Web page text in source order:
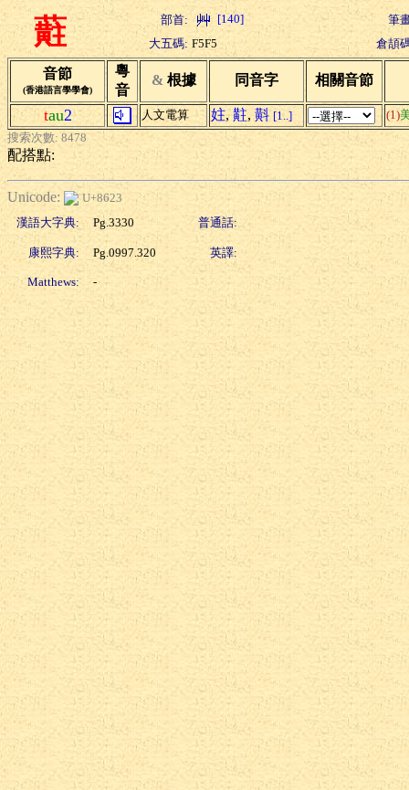
蘣 部首: [140]
筆
大五碼: F5F5 倉頡
音節
(香港語言學學會)
粵
音
& 根據 同音字 相關音節
tau2 人文電算 妵, 黈, 斢 [1..] (1)
搜索次數: 8478
配搭點:
Unicode:
U+8623
漢語大字典:
Pg.3330 普通話:
康熙字典: Pg.0997.320 英譯:
Matthews: -